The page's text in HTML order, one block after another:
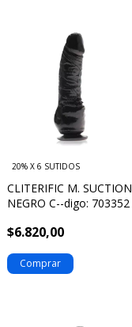
CLITERIFIC M. SUCTION
NEGRO C--digo: 703352
$6.820,00
20% X 6 SUTIDOS